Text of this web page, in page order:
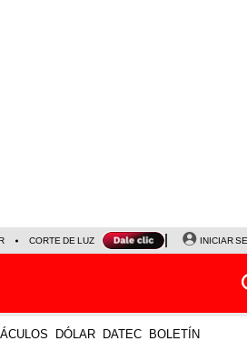
CORTE DE LUZ VIERNES 7 DE AGOSTO
INICIAR
DÓLAR DATEC BOLETÍN